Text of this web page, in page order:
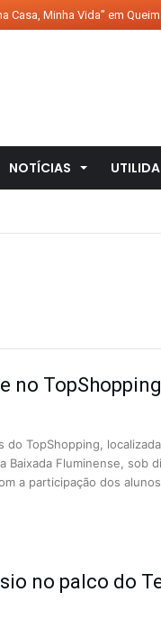
Casa, Minha Vida” em
Igi – A Árvore da Vida...
Inimigo do Povo, compa...
on-line, chega ao
NOTÍCIAS
no TopShopping
TopShopping,
Fluminense, sob
a participação dos
no palco do